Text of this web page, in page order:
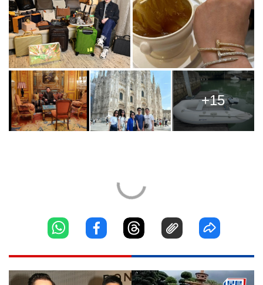
+15